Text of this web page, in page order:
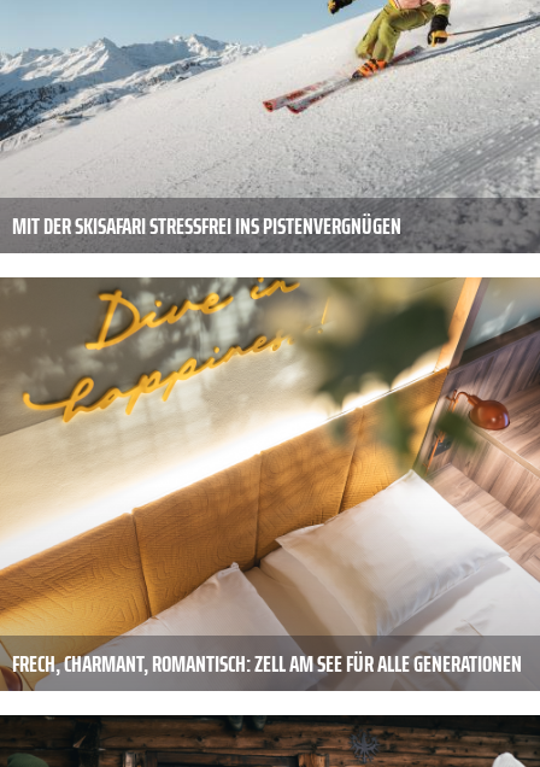
MIT DER SKISAFARI STRESSFREI INS PISTENVERGNÜGEN
FRECH, CHARMANT, ROMANTISCH: ZELL AM SEE FÜR ALLE GENERATIONEN